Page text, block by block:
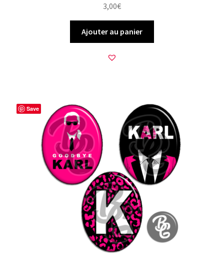
3,00€
Ajouter au panier
Save